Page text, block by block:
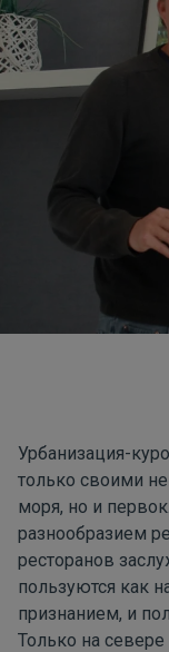
Урбанизация-
только своими
моря, но и
разнообразием
ресторанов
пользуются как
признанием, и
Только на